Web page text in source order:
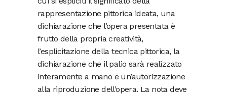
rappresentazione pittorica ideata, una
dichiarazione che l’opera presentata è
frutto della propria creatività,
l’esplicitazione della tecnica pittorica, la
dichiarazione che il palio sarà realizzato
interamente a mano e un’autorizzazione
alla riproduzione dell’opera. La nota deve